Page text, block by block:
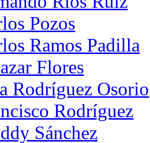
Pozos
Ramos Padilla
Flores
Rodríguez Osorio
Rodríguez
Sánchez